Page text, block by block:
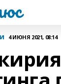
4 ИЮНЯ 2021, 08:14